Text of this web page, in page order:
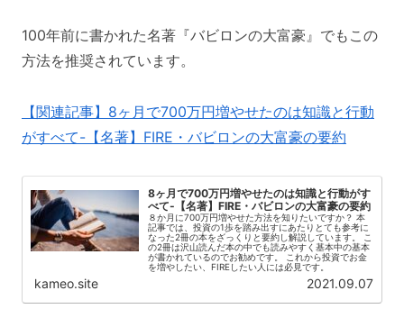
100年前に書かれた名著『バビロンの大富豪』でもこの
方法を推奨されています。
【関連記事】8ヶ月で700万円増やせたのは知識と行動
がすべて-【名著】FIRE・バビロンの大富豪の要約
8ヶ月で700万円増やせたのは知識と行動がす
べて-【名著】FIRE・バビロンの大富豪の要約
８か月に700万円増やせた方法を知りたいですか？ 本
記事では、投資の1歩を踏み出すにあたりとても参考に
なった2冊の本をざっくりと要約し解説しています。 こ
の2冊は沢山読んだ本の中でも読みやすく基本中の基本
が書かれているのでお勧めです。 これから投資でお金
を増やしたい、FIREしたい人には必見です。
kameo.site 2021.09.07